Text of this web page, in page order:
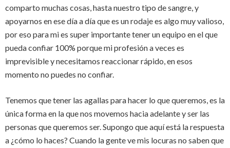
comparto muchas cosas, hasta nuestro tipo de sangre, y
apoyarnos en ese día a día que es un rodaje es algo muy valioso,
por eso para mi es super importante tener un equipo en el que
pueda confiar 100% porque mi profesión a veces es
imprevisible y necesitamos reaccionar rápido, en esos
momento no puedes no confiar.
Tenemos que tener las agallas para hacer lo que queremos, es la
única forma en la que nos movemos hacia adelante y ser las
personas que queremos ser. Supongo que aquí está la respuesta
a ¿cómo lo haces? Cuando la gente ve mis locuras no saben que